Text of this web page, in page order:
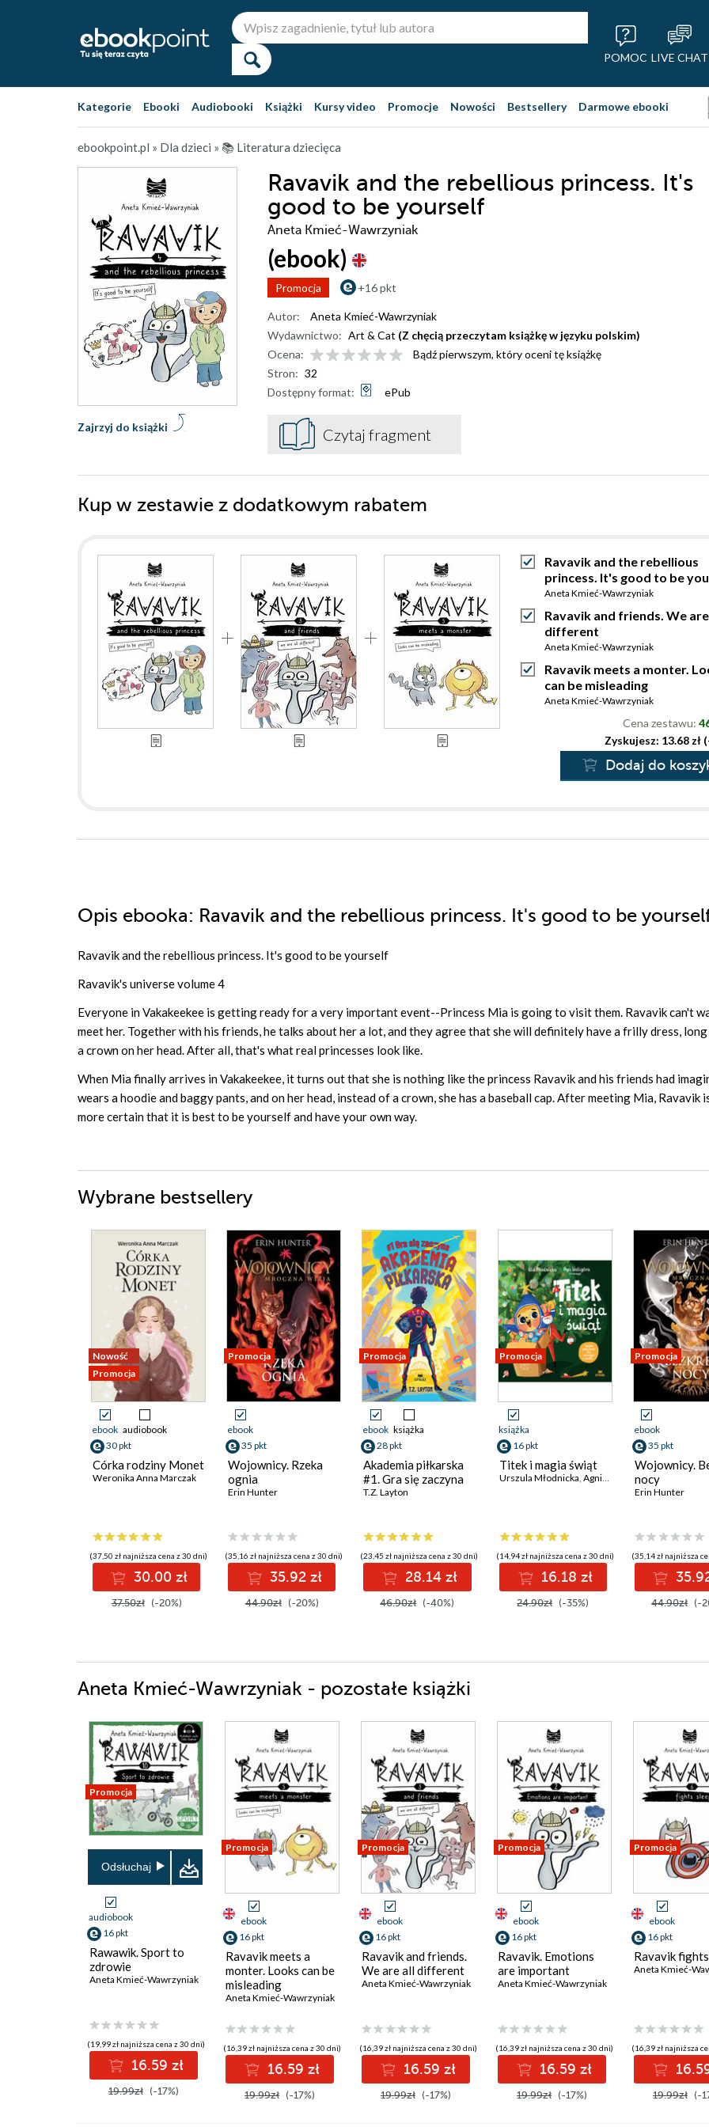
POMOC LIVE CHAT
Kategorie Ebooki Audiobooki Książki Kursy video Promocje Nowości Bestsellery Darmowe ebooki
ebookpoint.pl » Dla dzieci » 📚 Literatura dziecięca
Ravavik and the rebellious princess. It's
good to be yourself
Aneta Kmieć-Wawrzyniak
(ebook)
Promocja +16 pkt
Zajrzyj do książki
Autor:
Aneta Kmieć-Wawrzyniak
Wydawnictwo: Art & Cat (Z chęcią przeczytam książkę w języku polskim)
Ocena:
Bądź pierwszym, który oceni tę książkę
Stron: 32
Dostępny format:
ePub
Czytaj fragment
Kup w zestawie z dodatkowym rabatem
Ravavik and the rebellious
princess. It's good to be
Aneta Kmieć-Wawrzyniak
Ravavik and friends. We
different
Aneta Kmieć-Wawrzyniak
Ravavik meets a monter.
can be misleading
Aneta Kmieć-Wawrzyniak
Cena zestawu:
Zyskujesz: 13.68 zł
Dodaj do
Opis ebooka: Ravavik and the rebellious princess. It's good to be
Ravavik and the rebellious princess. It's good to be yourself
Ravavik's universe volume 4
Everyone in Vakakeekee is getting ready for a very important event--Princess Mia is going to visit them. Ravavik can't
meet her. Together with his friends, he talks about her a lot, and they agree that she will definitely have a frilly dress, long
a crown on her head. After all, that's what real princesses look like.
When Mia finally arrives in Vakakeekee, it turns out that she is nothing like the princess Ravavik and his friends had
wears a hoodie and baggy pants, and on her head, instead of a crown, she has a baseball cap. After meeting Mia, Ravavik
more certain that it is best to be yourself and have your own way.
Wybrane bestsellery
Nowość
Promocja
ebook audiobook
30 pkt
Córka rodziny Monet
Weronika Anna Marczak
(37,50 zł najniższa cena z 30 dni)
30.00 zł
37.50zł (-20%)
Promocja
ebook
35 pkt
Wojownicy. Rzeka
ognia
Erin Hunter
(35,16 zł najniższa cena z 30 dni)
35.92 zł
44.90zł (-20%)
Promocja
ebook książka
28 pkt
Akademia piłkarska
#1. Gra się zaczyna
T.Z. Layton
(23,45 zł najniższa cena z 30 dni)
28.14 zł
46.90zł (-40%)
Promocja
książka
16 pkt
Titek i magia świąt
Urszula Młodnicka, Agnieszka Waligóra
(14,94 zł najniższa cena z 30 dni)
16.18 zł
24.90zł (-35%)
Promocja
ebook
35 pkt
Wojownicy.
nocy
Erin Hunter
(35,14 zł najniższa
44.90zł (-
Aneta Kmieć-Wawrzyniak - pozostałe książki
Promocja
Odsłuchaj
audiobook
16 pkt
Rawawik. Sport to
zdrowie
Aneta Kmieć-Wawrzyniak
(19,99 zł najniższa cena z 30 dni)
16.59 zł
19.99zł (-17%)
Promocja
ebook
16 pkt
Ravavik meets a
monter. Looks can be
misleading
Aneta Kmieć-Wawrzyniak
(16,39 zł najniższa cena z 30 dni)
16.59 zł
19.99zł (-17%)
Promocja
ebook
16 pkt
Ravavik and friends.
We are all different
Aneta Kmieć-Wawrzyniak
(16,39 zł najniższa cena z 30 dni)
16.59 zł
19.99zł (-17%)
Promocja
ebook
16 pkt
Ravavik. Emotions
are important
Aneta Kmieć-Wawrzyniak
(16,39 zł najniższa cena z 30 dni)
16.59 zł
19.99zł (-17%)
Promocja
ebook
16 pkt
Ravavik
Aneta Kmieć-
(16,39 zł najniższa
19.99zł (-